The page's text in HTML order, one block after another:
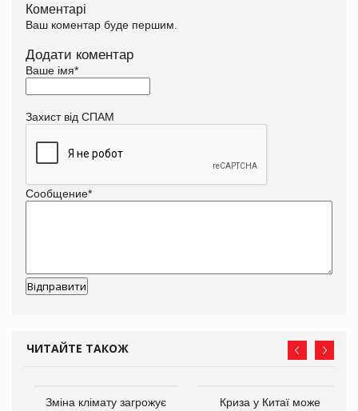
Коментарі
Ваш коментар буде першим.
Додати коментар
Ваше імя*
Захист від СПАМ
Сообщение*
ЧИТАЙТЕ ТАКОЖ
Зміна клімату загрожує
Криза у Китаї може